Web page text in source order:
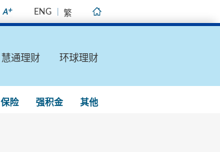
ENG 繁
慧通理财 环球理财
保险 强积金 其他